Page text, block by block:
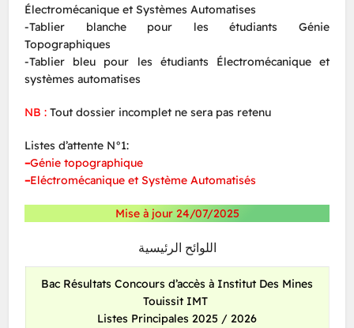
Électromécanique et Systèmes Automatises
-Tablier blanche pour les étudiants Génie
Topographiques
-Tablier bleu pour les étudiants Électromécanique et
systèmes automatises
NB : Tout dossier incomplet ne sera pas retenu
Listes d’attente N°1:
–Génie topographique
–Eléctromécanique et Système Automatisés
Mise à jour 24/07/2025
اللوائح الرئيسية
Bac Résultats Concours d’accès à Institut Des Mines
Touissit IMT
Listes Principales 2025 / 2026